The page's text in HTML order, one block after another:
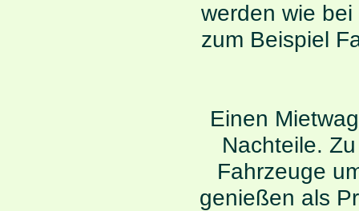
werden wie
zum Beispiel
Einen
Nachteile.
Fahrzeuge
genießen als